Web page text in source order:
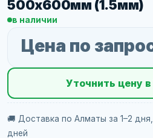
500х600мм (1.5мм)
в наличии
Цена по
Уточнить цену
🚚 Доставка по Алматы за 1–2
дней